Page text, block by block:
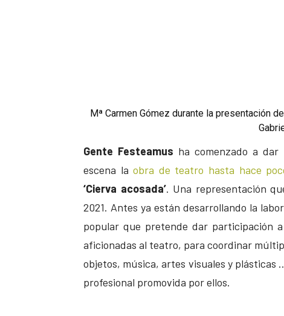
Mª Carmen Gómez durante la presentación
Gente Festeamus ha comenzado a
escena la obra de teatro hasta hace
‘Cierva acosada’. Una representación
2021. Antes ya están desarrollando la
popular que pretende dar participación
aficionadas al teatro, para coordinar
objetos, música, artes visuales y
profesional promovida por ellos.